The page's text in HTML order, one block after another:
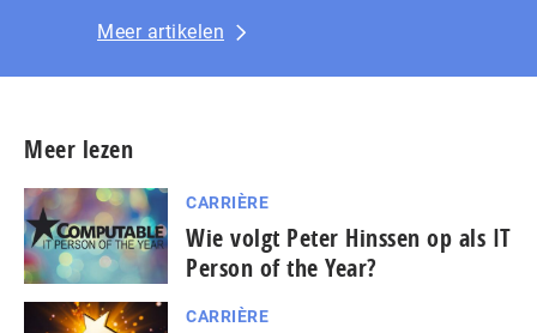
Meer artikelen
Meer lezen
CARRIÈRE
Wie volgt Peter Hinssen op als IT
Person of the Year?
CARRIÈRE